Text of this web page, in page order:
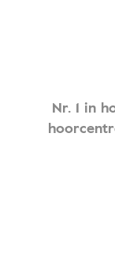
Nr. 1 in